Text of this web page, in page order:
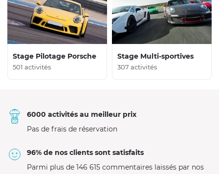
Stage Pilotage Porsche
501 activités
Stage Multi-sportives
307 activités
6000 activités au meilleur prix
Pas de frais de réservation
96% de nos clients sont satisfaits
Parmi plus de 146 615 commentaires laissés par nos